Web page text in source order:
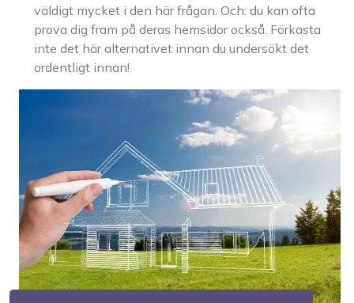
väldigt mycket i den här frågan. Och: du kan ofta
prova dig fram på deras hemsidor också. Förkasta
inte det här alternativet innan du undersökt det
ordentligt innan!